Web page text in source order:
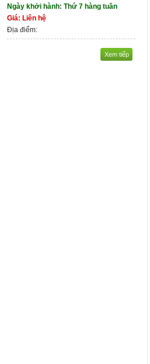
Ngày khởi hành: Thứ 7 hàng tuần
Giá: Liên hệ
Địa điểm:
Xem tiếp